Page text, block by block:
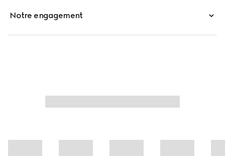
Notre engagement